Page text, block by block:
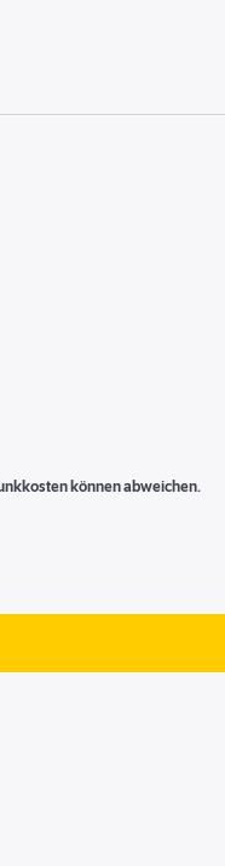
können abweichen.